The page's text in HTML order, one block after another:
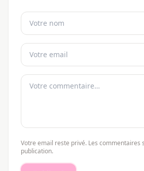
Votre email reste privé. Les commentaires
publication.